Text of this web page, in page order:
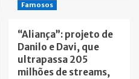
Famosos
“Aliança”: projeto de
Danilo e Davi, que
ultrapassa 205
milhões de streams,